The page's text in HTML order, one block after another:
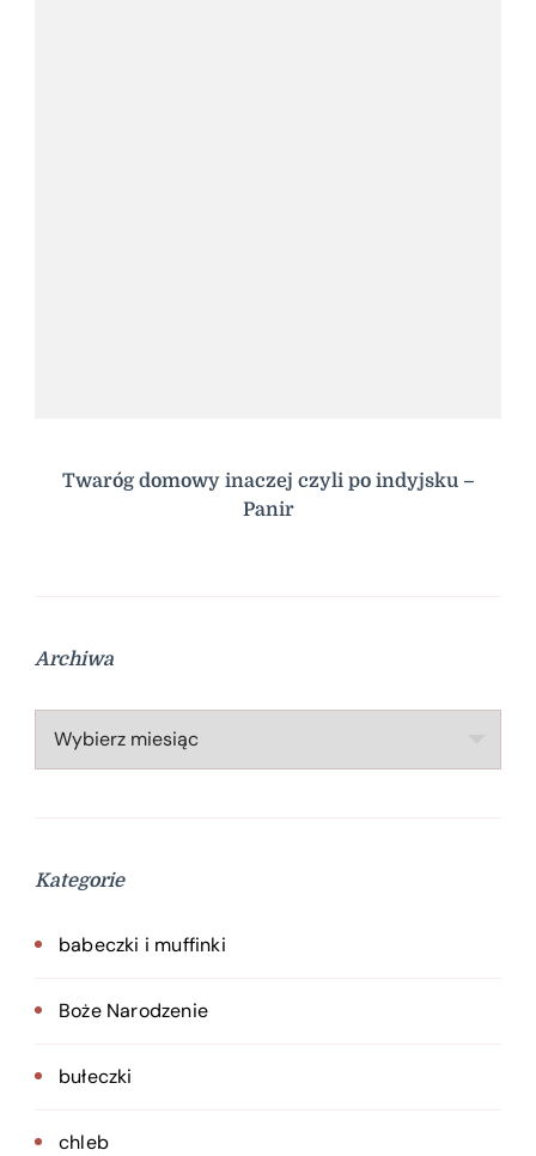
Twaróg domowy inaczej czyli po indyjsku –
Panir
Archiwa
Archiwa
Kategorie
babeczki i muffinki
Boże Narodzenie
bułeczki
chleb